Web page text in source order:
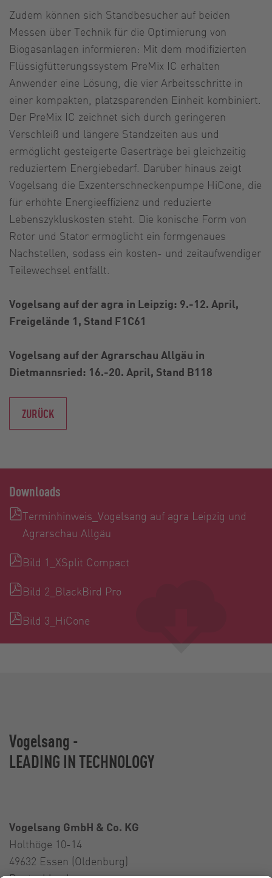
Zudem können sich Standbesucher auf beiden
Messen über Technik für die Optimierung von
Biogasanlagen informieren: Mit dem modifizierten
Flüssigfütterungssystem PreMix IC erhalten
Anwender eine Lösung, die vier Arbeitsschritte in
einer kompakten, platzsparenden Einheit kombiniert.
Der PreMix IC zeichnet sich durch geringeren
Verschleiß und längere Standzeiten aus und
ermöglicht gesteigerte Gaserträge bei gleichzeitig
reduziertem Energiebedarf. Darüber hinaus zeigt
Vogelsang die Exzenterschneckenpumpe HiCone, die
für erhöhte Energieeffizienz und reduzierte
Lebenszykluskosten steht. Die konische Form von
Rotor und Stator ermöglicht ein formgenaues
Nachstellen, sodass ein kosten- und zeitaufwendiger
Teilewechsel entfällt.
Vogelsang auf der agra in Leipzig: 9.-12. April,
Freigelände 1, Stand F1C61
Vogelsang auf der Agrarschau Allgäu in
Dietmannsried: 16.-20. April, Stand B118
ZURÜCK
Downloads
Terminhinweis_Vogelsang auf agra Leipzig und
Agrarschau Allgäu
Bild 1_XSplit Compact
Bild 2_BlackBird Pro
Bild 3_HiCone
Vogelsang -
LEADING IN TECHNOLOGY
Vogelsang GmbH & Co. KG
Holthöge 10-14
49632 Essen (Oldenburg)